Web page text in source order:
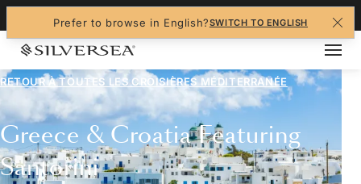
Prefer to browse in English?SWITCH TO ENGLISH
RETOUR À TOUTES LESCROISIÈRES MÉDITERRANÉE
Greece & Croatia Featuring
Santorini